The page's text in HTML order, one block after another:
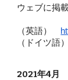
ウェブに掲
（英語）
（ドイツ語
2021年4月